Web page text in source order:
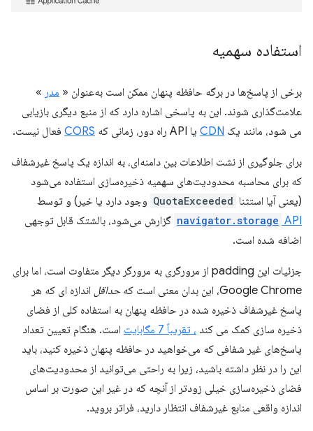
استفاده سهمیه
برخی از پاسخ‌ها در برگه حافظه پنهان ممکن است به‌عنوان « مدر »
علامت‌گذاری شوند. این به پاسخی اشاره دارد که از منبع دیگری بازیابی
می شود، مانند یک CDN یا API راه دور، زمانی که CORS فعال نیست.
برای جلوگیری از نشت اطلاعات بین دامنه‌ای، به اندازه یک پاسخ غیرشفاف
که برای محاسبه محدودیت‌های سهمیه ذخیره‌سازی استفاده می‌شود
(یعنی آیا استثنا QuotaExceeded وجود دارد یا خیر) و توسط
navigator.storage API
گزارش می‌شود، بالشتک قابل توجهی
اضافه شده است.
جزئیات این padding از مرورگری به مرورگر دیگر متفاوت است، اما برای
Google Chrome، این بدان معنی است که
حداقل اندازه ای که هر
پاسخ غیرشفاف ذخیره شده در حافظه پنهان به استفاده کلی از فضای
ذخیره سازی کمک می کند ، تقریباً 7 مگابایت
است. هنگام تعیین تعداد
پاسخ‌های غیر شفافی که می‌خواهید در حافظه پنهان ذخیره کنید، باید
این را در نظر داشته باشید، زیرا به راحتی می‌توانید از محدودیت‌های
فضای ذخیره‌سازی خیلی زودتر از آنچه که در غیر این صورت بر اساس
اندازه واقعی منابع غیرشفاف انتظار دارید، فراتر بروید.